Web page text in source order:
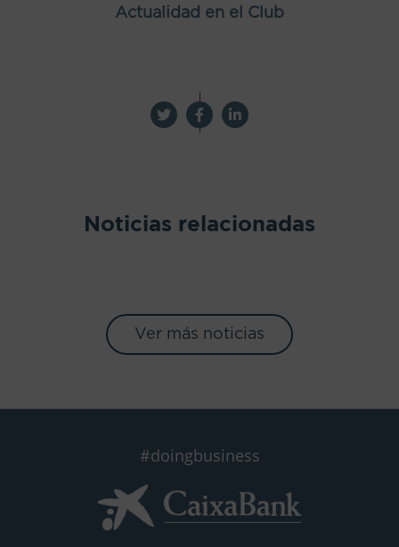
Actualidad en el Club
Noticias relacionadas
Ver más noticias
#doingbusiness